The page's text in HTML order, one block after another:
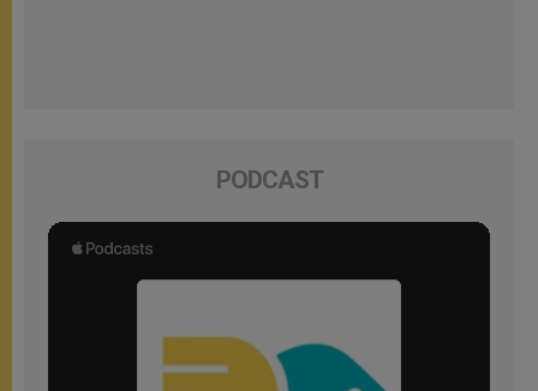
PODCAST